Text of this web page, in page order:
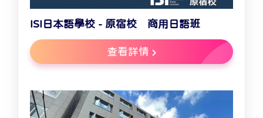
ISI日本語學校 - 原宿校 商用日語班
查看詳情